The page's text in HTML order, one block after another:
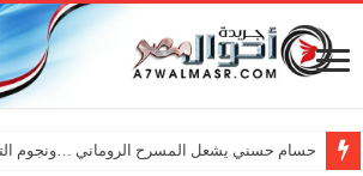
حسام حسني يشعل المسرح الروماني …ونجوم